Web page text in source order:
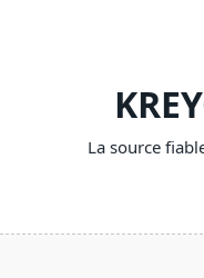
La source